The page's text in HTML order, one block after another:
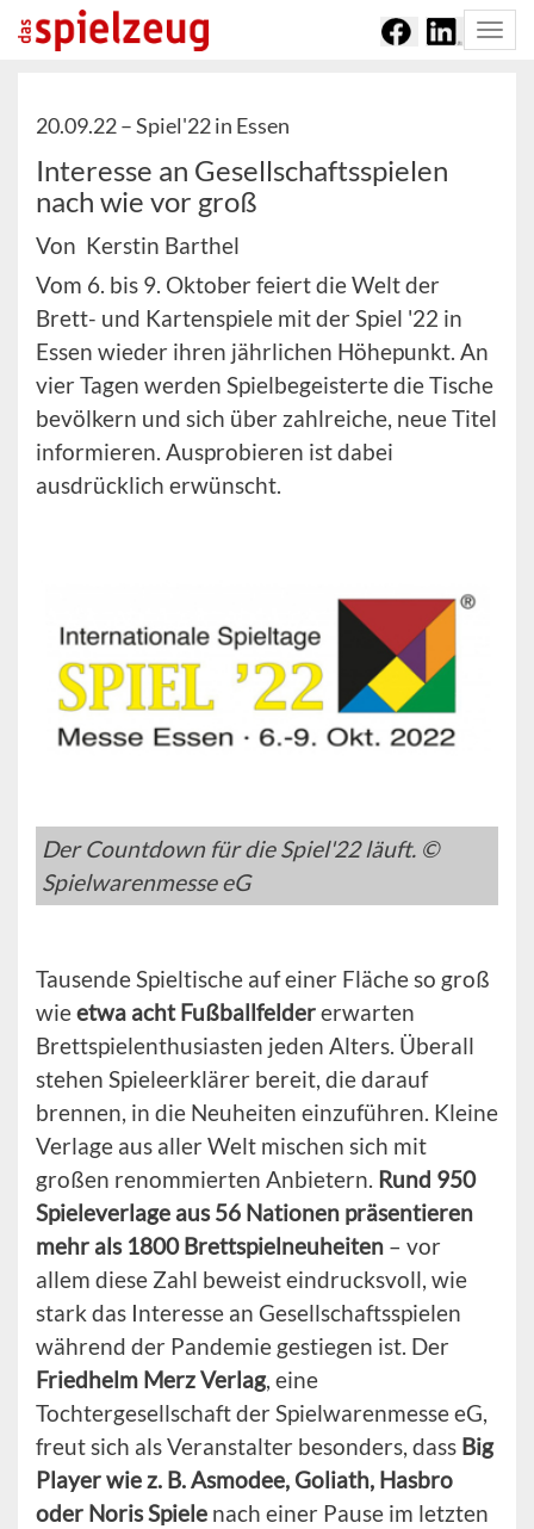
20.09.22 –Spiel'22 in Essen
Interesse an Gesellschaftsspielen
nach wie vor groß
Von Kerstin Barthel
Vom 6. bis 9. Oktober feiert die Welt der
Brett- und Kartenspiele mit der Spiel '22 in
Essen wieder ihren jährlichen Höhepunkt. An
vier Tagen werden Spielbegeisterte die Tische
bevölkern und sich über zahlreiche, neue Titel
informieren. Ausprobieren ist dabei
ausdrücklich erwünscht.
Der Countdown für die Spiel'22 läuft. ©
Spielwarenmesse eG
Tausende Spieltische auf einer Fläche so groß
wieetwa acht Fußballfeldererwarten
Brettspielenthusiasten jeden Alters. Überall
stehen Spieleerklärer bereit, die darauf
brennen, in die Neuheiten einzuführen. Kleine
Verlage aus aller Welt mischen sich mit
großen renommierten Anbietern. Rund 950
Spieleverlage aus 56 Nationen präsentieren
mehr als 1800 Brettspielneuheiten – vor
allem diese Zahl beweist eindrucksvoll, wie
stark das Interesse an Gesellschaftsspielen
während der Pandemie gestiegen ist. Der
Friedhelm Merz Verlag, eine
Tochtergesellschaft der Spielwarenmesse eG,
freut sich als Veranstalter besonders, dass Big
Player wie z. B. Asmodee, Goliath, Hasbro
oder Noris Spiele nach einer Pause im letzten